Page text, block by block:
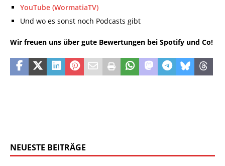
YouTube (WormatiaTV)
Und wo es sonst noch Podcasts gibt
Wir freuen uns über gute Bewertungen bei Spotify und Co!
NEUESTE BEITRÄGE